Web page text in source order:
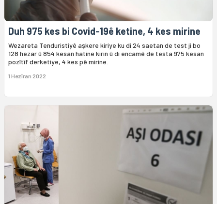
Duh 975 kes bi Covid-19ê ketine, 4 kes mirine
Wezareta Tenduristiyê aşkere kiriye ku di 24 saetan de test ji bo
128 hezar û 854 kesan hatine kirin û di encamê de testa 975 kesan
pozîtîf derketiye, 4 kes pê mirine.
1 Hezîran 2022